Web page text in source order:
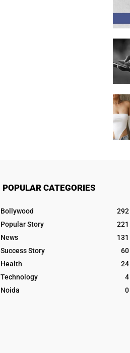
POPULAR CATEGORIES
Bollywood
292
Popular Story
221
News
131
Success Story
60
Health
24
Technology
4
Noida
0